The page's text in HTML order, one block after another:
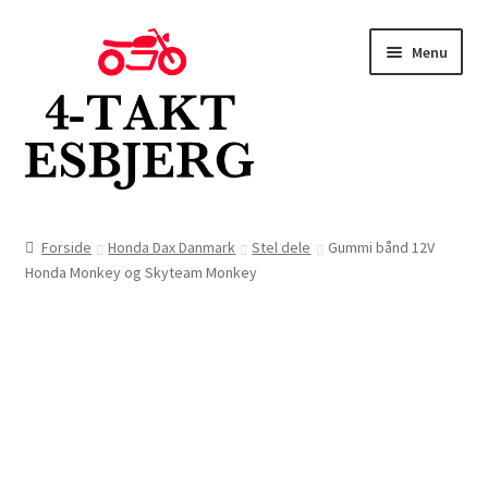
navigation
indhold
Menu
Butik
Forside Honda Dax Danmark Stel dele
Gummi bånd 12V
Honda Monkey og Skyteam Monkey